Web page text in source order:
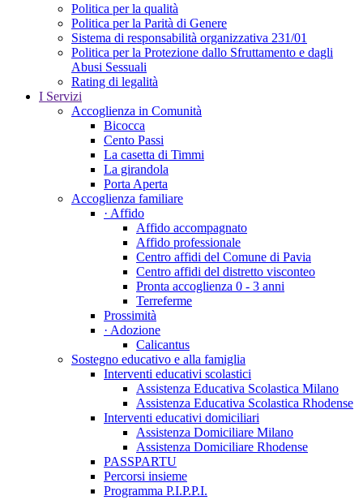
Politica per la qualità
Politica per la Parità di Genere
Sistema di responsabilità organizzativa 231/01
Politica per la Protezione dallo Sfruttamento e dagli
Abusi Sessuali
Rating di legalità
I Servizi
Accoglienza in Comunità
Bicocca
Cento Passi
La casetta di Timmi
La girandola
Porta Aperta
Accoglienza familiare
· Affido
Affido accompagnato
Affido professionale
Centro affidi del Comune di Pavia
Centro affidi del distretto visconteo
Pronta accoglienza 0 - 3 anni
Terreferme
Prossimità
· Adozione
Calicantus
Sostegno educativo e alla famiglia
Interventi educativi scolastici
Assistenza Educativa Scolastica Milano
Assistenza Educativa Scolastica Rhodense
Interventi educativi domiciliari
Assistenza Domiciliare Milano
Assistenza Domiciliare Rhodense
PASSPARTU
Percorsi insieme
Programma P.I.P.P.I.